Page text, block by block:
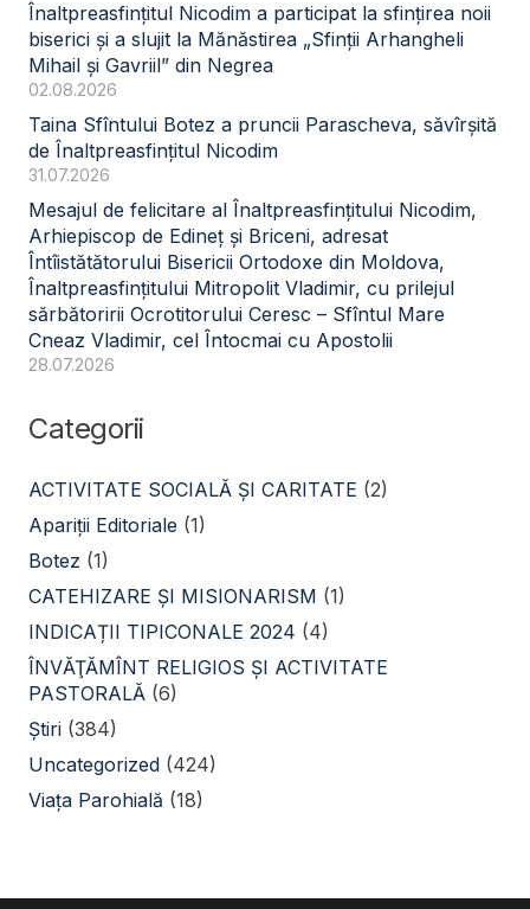
Înaltpreasfințitul Nicodim a participat la sfințirea noii
biserici și a slujit la Mănăstirea „Sfinții Arhangheli
Mihail și Gavriil” din Negrea
02.08.2026
Taina Sfîntului Botez a pruncii Parascheva, săvîrșită
de Înaltpreasfințitul Nicodim
31.07.2026
Mesajul de felicitare al Înaltpreasfințitului Nicodim,
Arhiepiscop de Edineț și Briceni, adresat
Întîistătătorului Bisericii Ortodoxe din Moldova,
Înaltpreasfințitului Mitropolit Vladimir, cu prilejul
sărbătoririi Ocrotitorului Ceresc – Sfîntul Mare
Cneaz Vladimir, cel Întocmai cu Apostolii
28.07.2026
Categorii
ACTIVITATE SOCIALĂ ŞI CARITATE (2)
Apariții Editoriale (1)
Botez (1)
CATEHIZARE ŞI MISIONARISM (1)
INDICAȚII TIPICONALE 2024 (4)
ÎNVĂŢĂMÎNT RELIGIOS ŞI ACTIVITATE
PASTORALĂ (6)
Știri (384)
Uncategorized (424)
Viața Parohială (18)